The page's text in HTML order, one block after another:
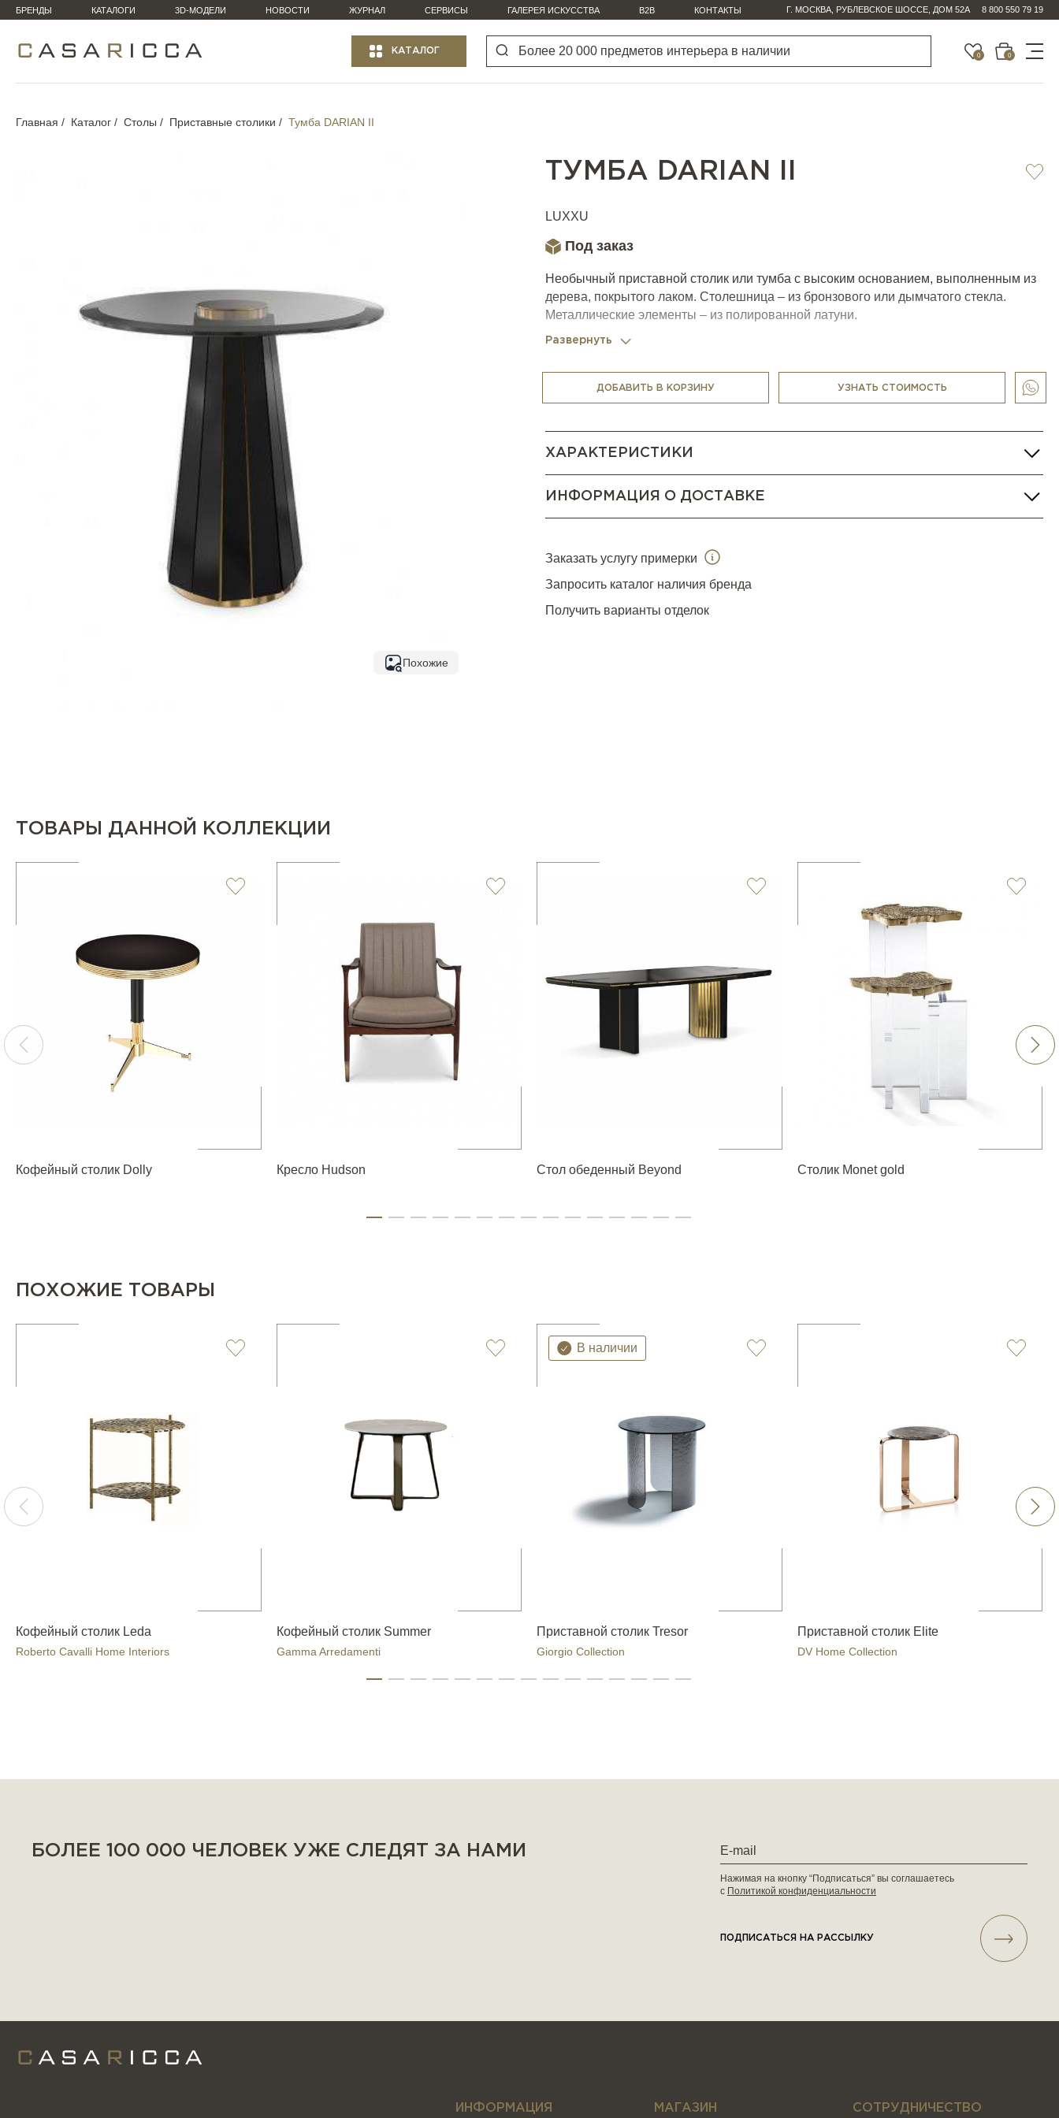
БРЕНДЫ КАТАЛОГИ 3D-МОДЕЛИ НОВОСТИ ЖУРНАЛ СЕРВИСЫ ГАЛЕРЕЯ ИСКУССТВА B2B КОНТАКТЫ Г. МОСКВА, РУБЛЕВСКОЕ ШОССЕ, ДОМ 52А 8 800 550 79 19
КАТАЛОГ 0 0
Главная Каталог Столы Приставные столики Тумба DARIAN II
Похожие
ТУМБА DARIAN II
LUXXU
Под заказ
Необычный приставной столик или тумба с высоким основанием, выполненным из
дерева, покрытого лаком. Столешница – из бронзового или дымчатого стекла.
Металлические элементы – из полированной латуни.
Развернуть
ДОБАВИТЬ В КОРЗИНУ УЗНАТЬ СТОИМОСТЬ
ХАРАКТЕРИСТИКИ
ИНФОРМАЦИЯ О ДОСТАВКЕ
Заказать услугу примерки
Запросить каталог наличия бренда
Получить варианты отделок
ТОВАРЫ ДАННОЙ КОЛЛЕКЦИИ
Кофейный столик Dolly Кресло Hudson Стол обеденный Beyond Столик Monet gold
ПОХОЖИЕ ТОВАРЫ
Кофейный столик Leda
Roberto Cavalli Home Interiors
Кофейный столик Summer
Gamma Arredamenti
В наличии
Приставной столик Tresor
Giorgio Collection
Приставной столик Elite
DV Home Collection
БОЛЕЕ 100 000 ЧЕЛОВЕК УЖЕ СЛЕДЯТ ЗА НАМИ
Нажимая на кнопку “Подписаться” вы соглашаетесь
с Политикой конфиденциальности
ПОДПИСАТЬСЯ НА РАССЫЛКУ
ИНФОРМАЦИЯ МАГАЗИН СОТРУДНИЧЕСТВО